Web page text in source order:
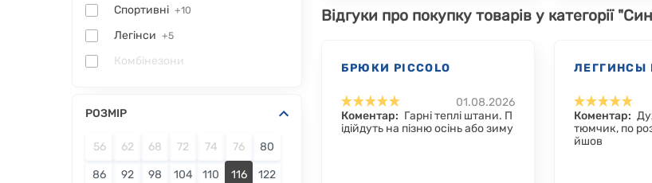
Спортивні +10
Легінси +5
Комбінезони
РОЗМІР
56 62 68 72 74 76 80
86 92 98 104 110 116 122
Відгуки про покупку товарів у категорії
БРЮКИ PICCOLO
01.08.2026
Коментар: Гарні теплі штани. П
ідійдуть на пізню осінь або зиму
ЛЕГГИНСЫ
Коментар:
тюмчик, по
йшов